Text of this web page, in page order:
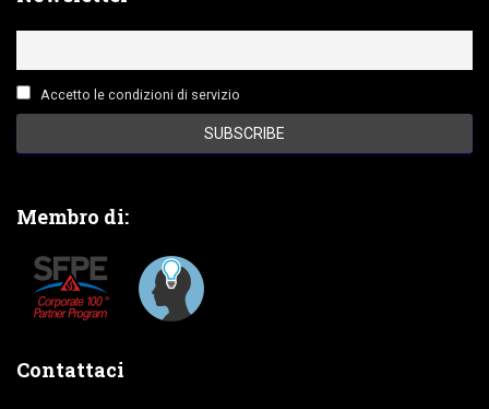
Accetto le condizioni di servizio
Membro di:
Contattaci